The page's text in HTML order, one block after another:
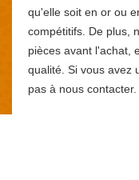
qu'elle soit en or ou
compétitifs. De plus,
pièces avant l'achat,
qualité. Si vous avez
pas à nous contacter.